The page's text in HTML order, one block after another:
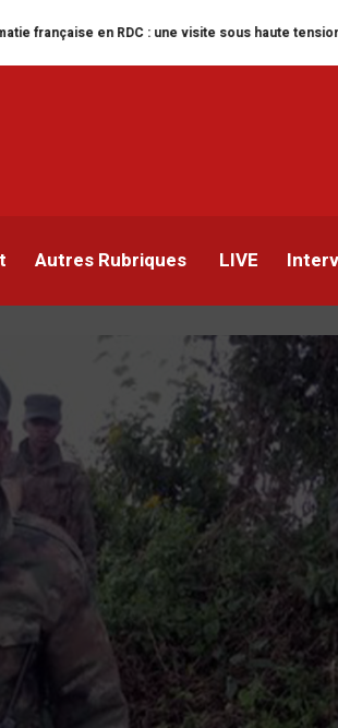
: une visite sous haute tension Goma sous le
Autres Rubriques LIVE
sanctionne des
CODECO,